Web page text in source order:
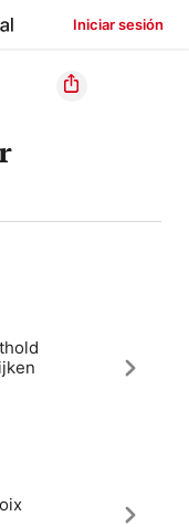
Iniciar sesión